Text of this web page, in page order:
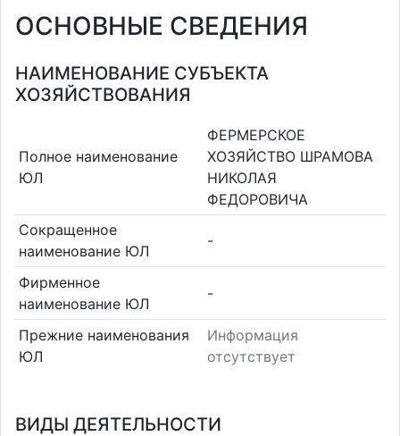
ОСНОВНЫЕ СВЕДЕНИЯ
НАИМЕНОВАНИЕ СУБЪЕКТА
ХОЗЯЙСТВОВАНИЯ
Полное наименование
ЮЛ
ФЕРМЕРСКОЕ
ХОЗЯЙСТВО ШРАМОВА
НИКОЛАЯ
ФЕДОРОВИЧА
Сокращенное
наименование ЮЛ
-
Фирменное
наименование ЮЛ
-
Прежние наименования
ЮЛ
Информация
отсутствует
ВИДЫ ДЕЯТЕЛЬНОСТИ